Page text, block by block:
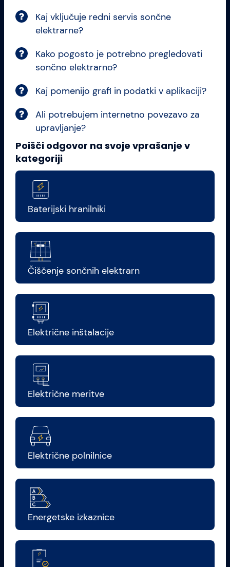
Kaj vključuje redni servis sončne
elektrarne?
Kako pogosto je potrebno pregledovati
sončno elektrarno?
Kaj pomenijo grafi in podatki v aplikaciji?
Ali potrebujem internetno povezavo za
upravljanje?
Poišči odgovor na svoje vprašanje v
kategoriji
Baterijski hranilniki
Čiščenje sončnih elektrarn
Električne inštalacije
Električne meritve
Električne polnilnice
Energetske izkaznice